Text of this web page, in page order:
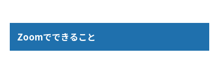
Zoomでできること